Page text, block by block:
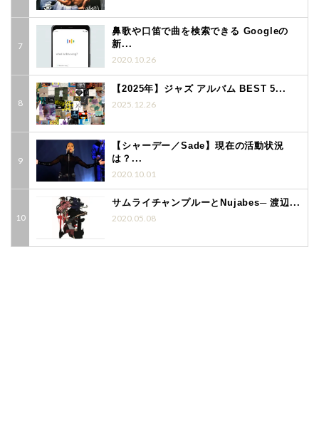
鼻歌や口笛で曲を検索できる Googleの
新...
2020.10.26
【2025年】ジャズ アルバム BEST 5...
2025.12.26
【シャーデー／Sade】現在の活動状況
は？...
2020.10.01
サムライチャンプルーとNujabes─ 渡辺...
2020.05.08